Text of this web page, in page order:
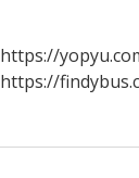
https://
https://